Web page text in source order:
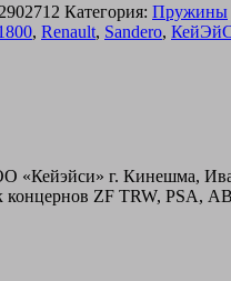
Категория: Пружины
, Renault, Sandero,
«Кейэйси» г. Кинешма,
концернов ZF TRW, PSA,